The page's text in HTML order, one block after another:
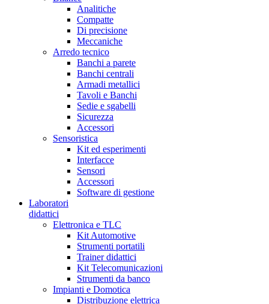
Analitiche
Compatte
Di precisione
Meccaniche
Arredo tecnico
Banchi a parete
Banchi centrali
Armadi metallici
Tavoli e Banchi
Sedie e sgabelli
Sicurezza
Accessori
Sensoristica
Kit ed esperimenti
Interfacce
Sensori
Accessori
Software di gestione
Laboratori
didattici
Elettronica e TLC
Kit Automotive
Strumenti portatili
Trainer didattici
Kit Telecomunicazioni
Strumenti da banco
Impianti e Domotica
Distribuzione elettrica